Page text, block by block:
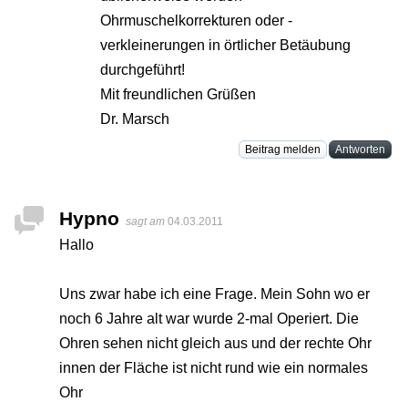
Ohrmuschelkorrekturen oder -
verkleinerungen in örtlicher Betäubung
durchgeführt!
Mit freundlichen Grüßen
Dr. Marsch
Beitrag melden Antworten
Hypno sagt am 04.03.2011
Hallo
Uns zwar habe ich eine Frage. Mein Sohn wo er
noch 6 Jahre alt war wurde 2-mal Operiert. Die
Ohren sehen nicht gleich aus und der rechte Ohr
innen der Fläche ist nicht rund wie ein normales
Ohr